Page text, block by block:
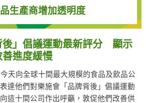
生產商增加透明度
後」倡議運動最新評分 顯示
進度緩慢
天向全球十間最大規模的食品及飲品公
達他們對樂施會「品牌背後」倡議運動
這十間公司作出呼籲，敦促他們改善供